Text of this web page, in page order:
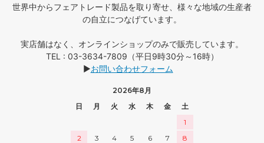
世界中からフェアトレード製品を取り寄せ、様々な地域の生産者
の自立につなげています。
実店舗はなく、オンラインショップのみで販売しています。
TEL : 03-3634-7809（平日9時30分～16時）
▶お問い合わせフォーム
2026年8月
日
月 火 水 木 金
土
1
2
3 4 5 6 7
8